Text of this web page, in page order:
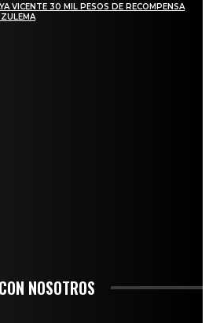
VICENTE 30 MIL PESOS DE RECOMPENSA
NOSOTROS